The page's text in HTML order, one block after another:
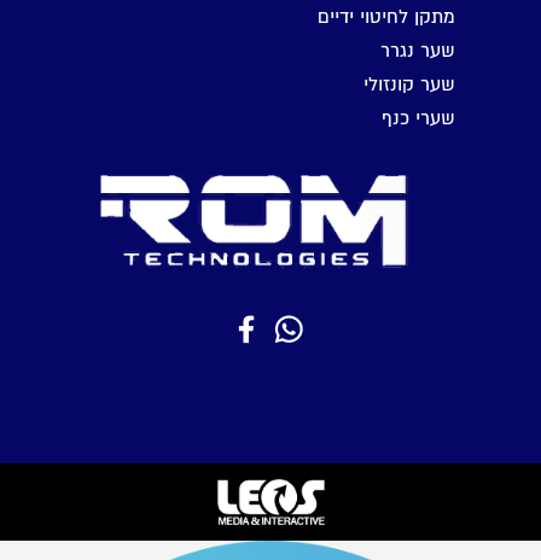
מתקן לחיטוי ידיים
שער נגרר
שער קונזולי
שערי כנף